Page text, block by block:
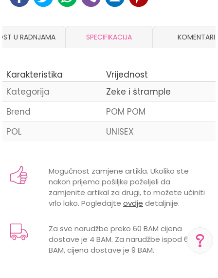
U RADNJAMA SPECIFIKACIJA KOMENTARI
Karakteristika
Vrijednost
Kategorija
Zeke i štrample
Brend
POM POM
POL
UNISEX
Email
Mogućnost zamjene artikla. Ukoliko ste
nakon prijema pošiljke poželjeli da
zamjenite artikal za drugi, to možete učiniti
vrlo lako. Pogledajte ovdje detaljnije.
Za sve narudžbe preko 60 BAM cijena
dostave je 4 BAM. Za narudžbe ispod 60
BAM, cijena dostave je 9 BAM.